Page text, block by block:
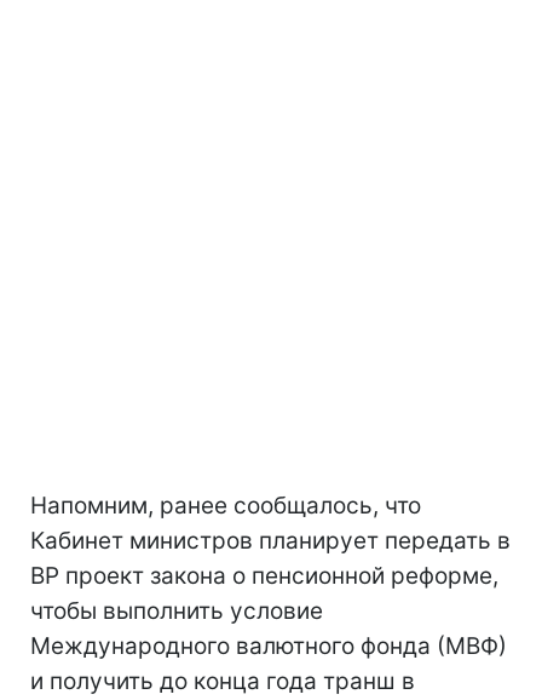
Напомним, ранее сообщалось, что
Кабинет министров планирует передать в
ВР проект закона о пенсионной реформе,
чтобы выполнить условие
Международного валютного фонда (МВФ)
и получить до конца года транш в